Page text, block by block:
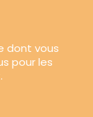
dont vous
pour les